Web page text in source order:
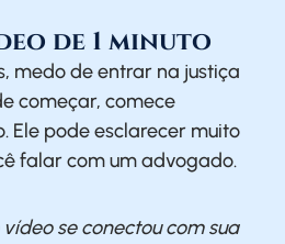
de 1 minuto
medo de entrar na justiça
começar, comece
Ele pode esclarecer muito
falar com um advogado.
se conectou com sua